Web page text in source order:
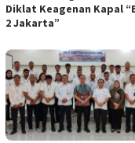
Diklat Keagenan Kapal
2 Jakarta”